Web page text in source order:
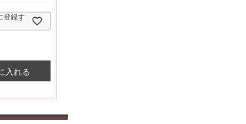
登録す
入れる